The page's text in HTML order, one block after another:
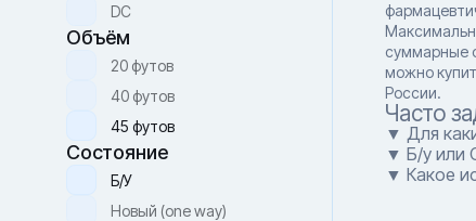
DC
Объём
20 футов
40 футов
45 футов
Состояние
Б/У
Новый (one way)
суммарные
можно
России.
Часто
▼ Для
▼ Б/у или
▼ Какое